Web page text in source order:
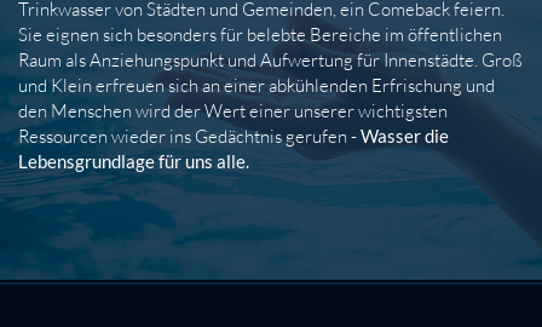
Trinkwasser von Städten und Gemeinden, ein Comeback feiern.
Sie eignen sich besonders für belebte Bereiche im öffentlichen
Raum als Anziehungspunkt und Aufwertung für Innenstädte. Groß
und Klein erfreuen sich an einer abkühlenden Erfrischung und
den Menschen wird der Wert einer unserer wichtigsten
Ressourcen wieder ins Gedächtnis gerufen -Wasser die
Lebensgrundlage für uns alle.